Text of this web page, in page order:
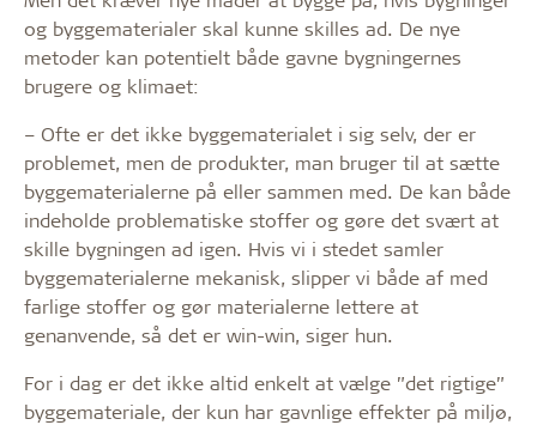
og byggematerialer skal kunne skilles ad. De nye
metoder kan potentielt både gavne bygningernes
brugere og klimaet:
– Ofte er det ikke byggematerialet i sig selv, der er
problemet, men de produkter, man bruger til at sætte
byggematerialerne på eller sammen med. De kan både
indeholde problematiske stoffer og gøre det svært at
skille bygningen ad igen. Hvis vi i stedet samler
byggematerialerne mekanisk, slipper vi både af med
farlige stoffer og gør materialerne lettere at
genanvende, så det er win-win, siger hun.
For i dag er det ikke altid enkelt at vælge ”det rigtige”
byggemateriale, der kun har gavnlige effekter på miljø,